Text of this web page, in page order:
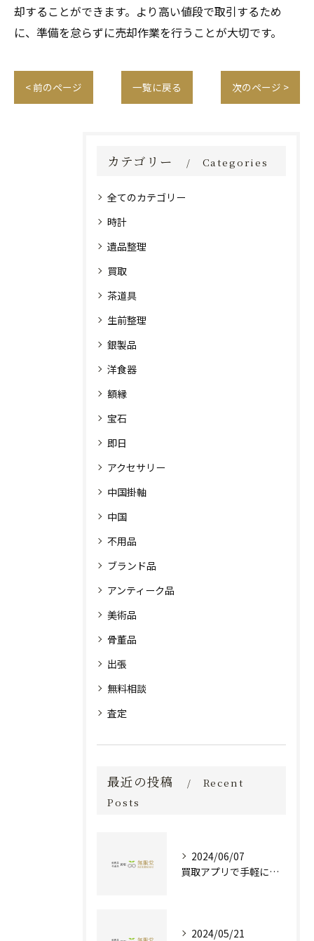
却することができます。より高い値段で取引するため
に、準備を怠らずに売却作業を行うことが大切です。
< 前のページ 一覧に戻る 次のページ >
カテゴリー Categories
全てのカテゴリー
時計
遺品整理
買取
茶道具
生前整理
銀製品
洋食器
額縁
宝石
即日
アクセサリー
中国掛軸
中国
不用品
ブランド品
アンティーク品
美術品
骨董品
出張
無料相談
査定
最近の投稿
Recent
Posts
2024/06/07
買取アプリで手軽に現金化！あなたの不要品が宝物に変わる方法とは？
2024/05/21